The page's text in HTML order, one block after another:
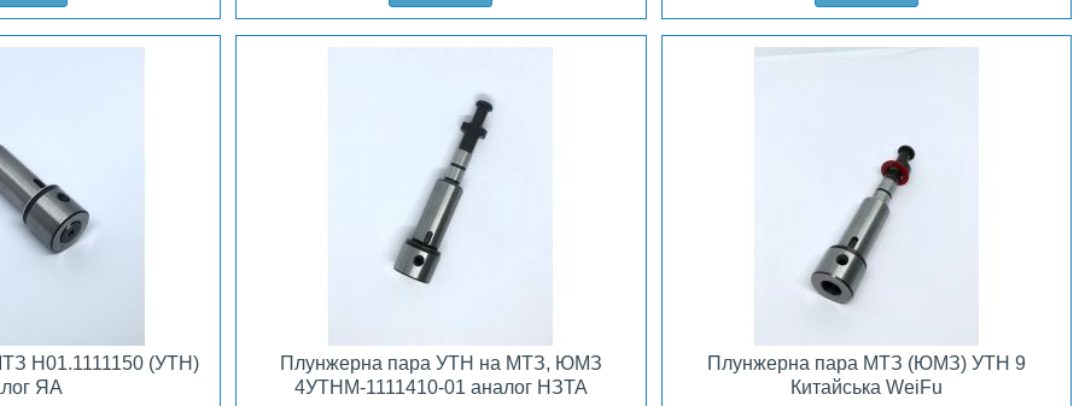
H01.1111150 (УТН)
ЯА
Плунжерна пара УТН на МТЗ, ЮМЗ
4УТНМ-1111410-01 аналог НЗТА
Плунжерна пара МТЗ (ЮМЗ) УТН 9
Китайська WeiFu